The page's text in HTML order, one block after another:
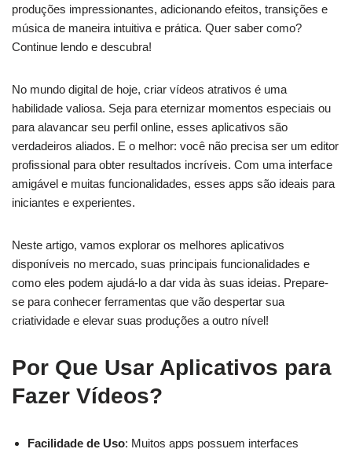
produções impressionantes, adicionando efeitos, transições e
música de maneira intuitiva e prática. Quer saber como?
Continue lendo e descubra!
No mundo digital de hoje, criar vídeos atrativos é uma
habilidade valiosa. Seja para eternizar momentos especiais ou
para alavancar seu perfil online, esses aplicativos são
verdadeiros aliados. E o melhor: você não precisa ser um editor
profissional para obter resultados incríveis. Com uma interface
amigável e muitas funcionalidades, esses apps são ideais para
iniciantes e experientes.
Neste artigo, vamos explorar os melhores aplicativos
disponíveis no mercado, suas principais funcionalidades e
como eles podem ajudá-lo a dar vida às suas ideias. Prepare-
se para conhecer ferramentas que vão despertar sua
criatividade e elevar suas produções a outro nível!
Por Que Usar Aplicativos para
Fazer Vídeos?
Facilidade de Uso: Muitos apps possuem interfaces